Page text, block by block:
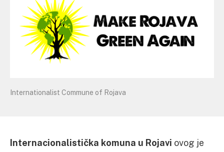
Internationalist Commune of Rojava
Internacionalistička komuna u Rojavi ovog je